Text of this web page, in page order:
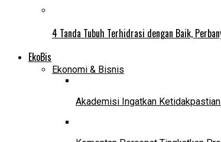
4 Tanda Tubuh Terhidrasi dengan Baik,
EkoBis
Ekonomi & Bisnis
Akademisi Ingatkan